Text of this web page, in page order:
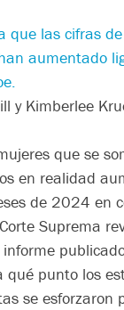
que las cifras
aumentado
y Kimberlee
que se
en realidad
de 2024 en
Suprema
qué punto los
se esforzaron